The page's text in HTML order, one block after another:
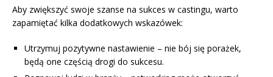
Aby zwiększyć swoje szanse na sukces w castingu, warto
zapamiętać kilka dodatkowych wskazówek:
Utrzymuj pozytywne nastawienie – nie bój się porażek,
będą one częścią drogi do sukcesu.